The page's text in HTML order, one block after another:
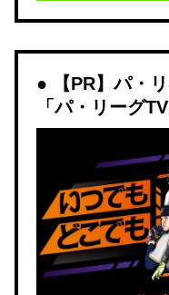
【PR】パ・
「パ・リーグ